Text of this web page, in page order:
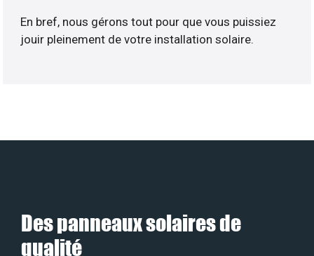
En bref, nous gérons tout pour que vous puissiez
jouir pleinement de votre installation solaire.
Des panneaux solaires de
qualité